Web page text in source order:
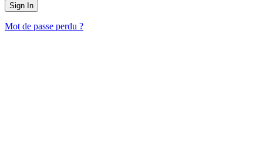
Mot de passe perdu ?